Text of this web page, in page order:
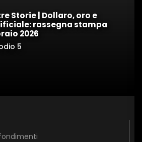
Storie | Dollaro, oro e
rassegna stampa
2026
5